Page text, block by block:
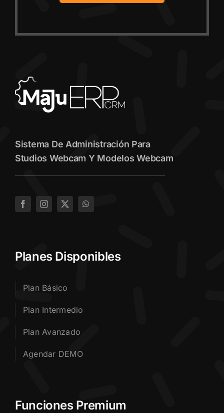
Sistema De Administración Para
Studios Webcam Y Modelos Webcam
Planes Disponibles
Plan Básico
Plan Intermedio
Plan Avanzado
Agendar DEMO
Funciones Premium